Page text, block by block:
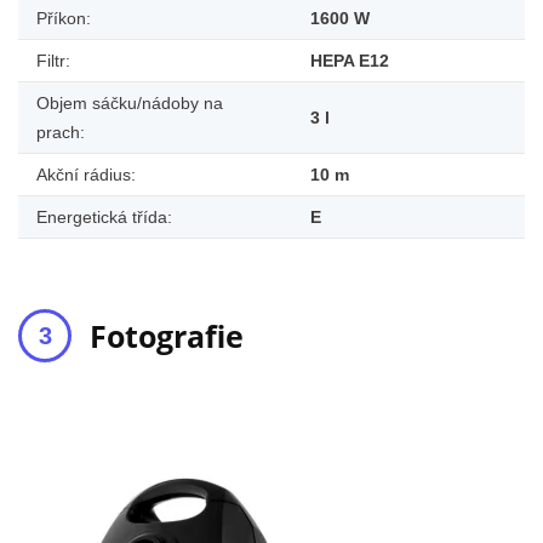
Příkon: 1600 W
Filtr: HEPA E12
Objem sáčku/nádoby na
prach:
3 l
Akční rádius: 10 m
Energetická třída: E
Fotografie